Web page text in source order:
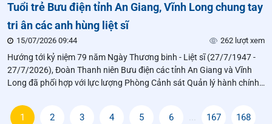
Tuổi trẻ Bưu điện tỉnh An Giang, Vĩnh Long chung tay
tri ân các anh hùng liệt sĩ
15/07/2026 09:44 262 lượt xem
Hướng tới kỷ niệm 79 năm Ngày Thương binh - Liệt sĩ (27/7/1947 -
27/7/2026), Đoàn Thanh niên Bưu điện các tỉnh An Giang và Vĩnh
Long đã phối hợp với lực lượng Phòng Cảnh sát Quản lý hành chính
điểm thu nhận mẫu ADN thân nhân liệt sĩ
1 2 3 4 5 6 ... 167 168